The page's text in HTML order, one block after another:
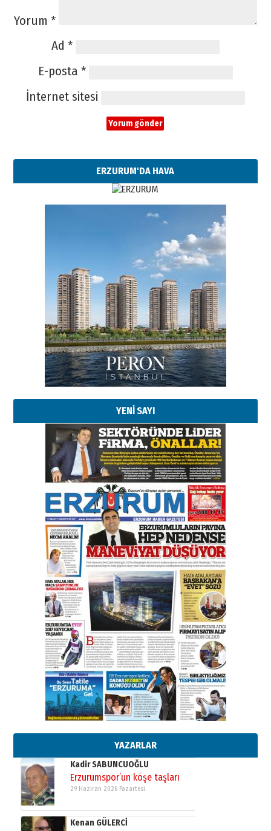
Yorum *
Ad *
E-posta *
İnternet sitesi
ERZURUM'DA HAVA
YENİ SAYI
YAZARLAR
Esat BİNDESEN
Başkan Sekmen’den Erzurum’a
bir vizyon proje daha!
02 Ağustos 2026 Pazar
Kadir SABUNCUOĞLU
Erzurumspor’un köşe taşları
29 Haziran 2026 Pazartesi
Kenan GÜLERCİ
Murat Şahsuvaroğlu ERKON’da
çıtayı yukarı taşırken,
yönetimdekiler aşağı
çekmemeli!
17 Şubat 2026 SalıOrhan BOZKURT
Bir fotoğraf, bir şehir, bir
gazeteci… Dizginler kimin
elinde?
31 Mart 2026 Salı
A. Berhan Yılmaz
BİR BÖLÜM DEĞİL, BİR ÖMÜR
SEÇİYORSUNUZ… “NEDEN
ATATÜRK ÜNİVERSİTESİ?”
28 Temmuz 2026 Salı
Ahmet Gökhan YAZICI
Ahmed Yesevi’den bir Alperen…
”Reisimiz” idi… Hakka yürüdü.!
26 Mart 2026 Perşembe
Cem Bakırcı
Ardında bıraktığı hatıralarıyla
gönül adamı Faruk Terzioğlu!
13 Mayıs 2026 Çarşamba
Esat BİNDESEN
Başkan Sekmen’den Erzurum’a
bir vizyon proje daha!
02 Ağustos 2026 Pazar
Kadir SABUNCUOĞLU
Erzurumspor’un köşe taşları
29 Haziran 2026 Pazartesi
Kenan GÜLERCİ